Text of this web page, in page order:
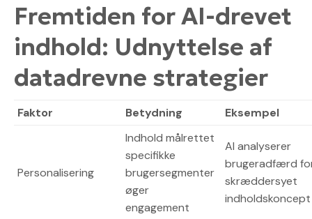
Fremtiden for AI-drevet
indhold: Udnyttelse af
datadrevne strategier
Faktor Betydning Eksempel
Personalisering
Indhold målrettet
specifikke
brugersegmenter
øger
engagement
AI analyserer
brugeradfærd
skræddersyet
indholdskoncept